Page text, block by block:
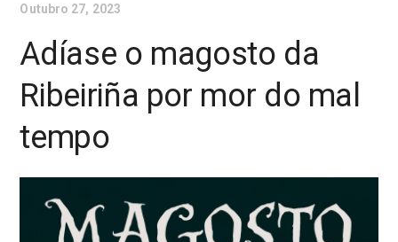
Outubro 27, 2023
Adíase o magosto da
Ribeiriña por mor do mal
tempo